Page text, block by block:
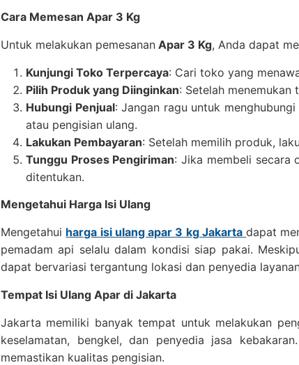
Cara Memesan Apar 3 Kg
Untuk melakukan pemesanan Apar 3 Kg, Anda dapat
Kunjungi Toko Terpercaya: Cari toko yang
Pilih Produk yang Diinginkan: Setelah menemukan
Hubungi Penjual: Jangan ragu untuk
atau pengisian ulang.
Lakukan Pembayaran: Setelah memilih produk,
Tunggu Proses Pengiriman: Jika membeli secara
ditentukan.
Mengetahui Harga Isi Ulang
Mengetahui harga isi ulang apar 3 kg Jakarta dapat
pemadam api selalu dalam kondisi siap pakai.
dapat bervariasi tergantung lokasi dan penyedia
Tempat Isi Ulang Apar di Jakarta
Jakarta memiliki banyak tempat untuk melakukan
keselamatan, bengkel, dan penyedia jasa
memastikan kualitas pengisian.